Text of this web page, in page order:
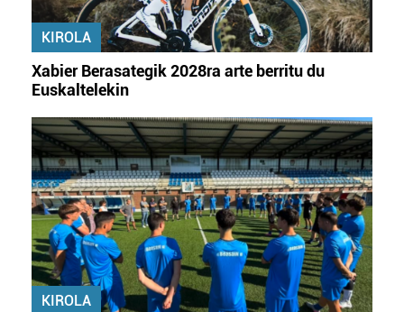
erabiltzeko baimen esplizitua ematen diguzu.Gehiago
irakurri
KIROLA
Xabier Berasategik 2028ra arte berritu du
Euskaltelekin
KIROLA